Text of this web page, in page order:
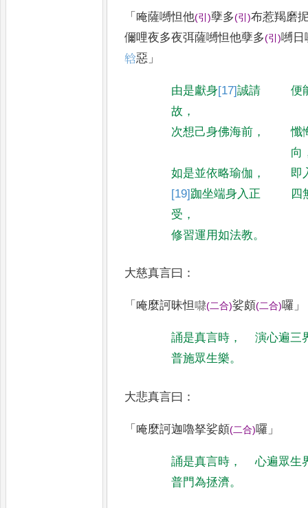
「 唵薩嚩怛他(引)孽多(引)布惹羯磨
儞哩夜多夜弭薩嚩怛他孽多(引)嚩日
𤚥惡 」
由是獻身[17]誠請
故 ，
便
次想己身佛海前 ，
懺
向
如是並依略瑜伽 ，
即
[19]跏坐端身入正
受 ，
四
修習運用如法教。
大慈真言曰 ：
「 唵麼訶昧怛㘑(二合)娑頗(二合)囉 」
誦是真言時 ，
演心遍三
普施眾生樂。
大悲真言曰 ：
「 唵麼訶迦嚕拏娑頗(二合)囉 」
誦是真言時 ，
心遍眾生
普門為拯濟。